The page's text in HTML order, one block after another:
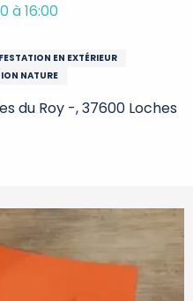
à 16:00
EN EXTÉRIEUR
NATURE
du Roy -, 37600 Loches